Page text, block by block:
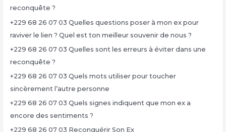
reconquête ?
+229 68 26 07 03 Quelles questions poser à mon ex pour
raviver le lien ? Quel est ton meilleur souvenir de nous ?
+229 68 26 07 03 Quelles sont les erreurs à éviter dans une
reconquête ?
+229 68 26 07 03 Quels mots utiliser pour toucher
sincèrement l’autre personne
+229 68 26 07 03 Quels signes indiquent que mon ex a
encore des sentiments ?
+229 68 26 07 03 Reconquérir Son Ex